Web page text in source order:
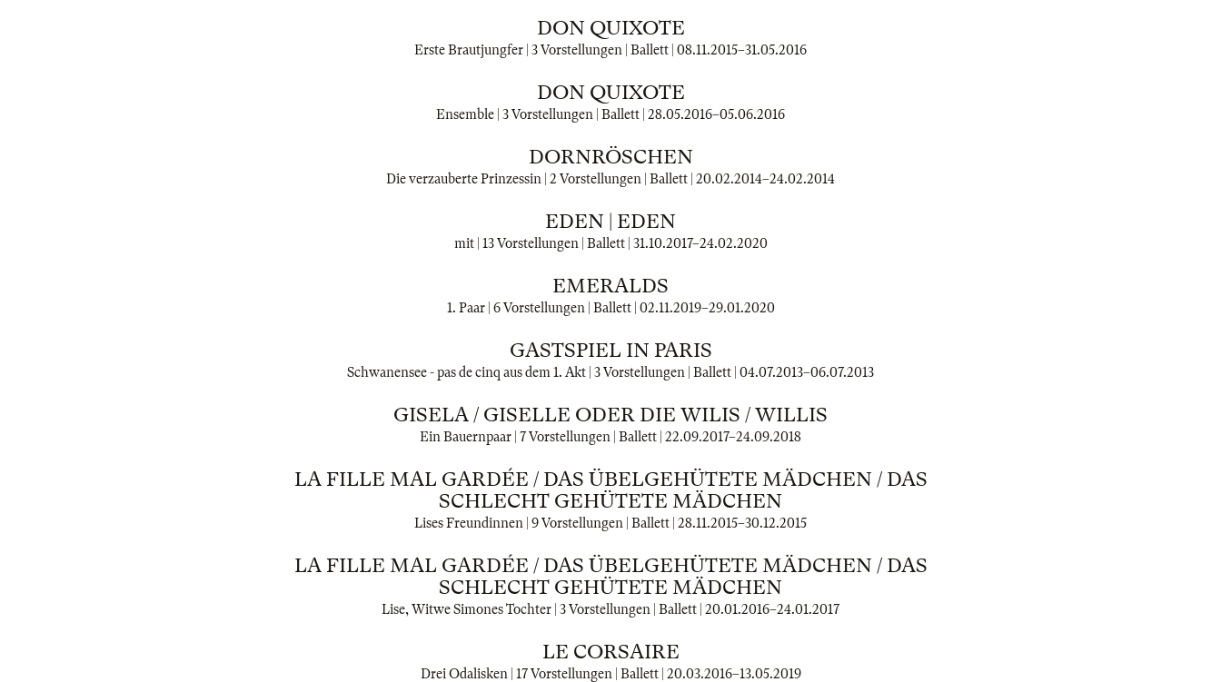
DON QUIXOTE
Erste Brautjungfer | 3 Vorstellungen | Ballett | 08.11.2015–31.05.2016
DON QUIXOTE
Ensemble | 3 Vorstellungen | Ballett | 28.05.2016–05.06.2016
DORNRÖSCHEN
Die verzauberte Prinzessin | 2 Vorstellungen | Ballett | 20.02.2014–24.02.2014
EDEN | EDEN
mit | 13 Vorstellungen | Ballett | 31.10.2017–24.02.2020
EMERALDS
1. Paar | 6 Vorstellungen | Ballett | 02.11.2019–29.01.2020
GASTSPIEL IN PARIS
Schwanensee - pas de cinq aus dem 1. Akt | 3 Vorstellungen | Ballett | 04.07.2013–06.07.2013
GISELA / GISELLE ODER DIE WILIS / WILLIS
Ein Bauernpaar | 7 Vorstellungen | Ballett | 22.09.2017–24.09.2018
LA FILLE MAL GARDÉE / DAS ÜBELGEHÜTETE MÄDCHEN / DAS
SCHLECHT GEHÜTETE MÄDCHEN
Lises Freundinnen | 9 Vorstellungen | Ballett | 28.11.2015–30.12.2015
LA FILLE MAL GARDÉE / DAS ÜBELGEHÜTETE MÄDCHEN / DAS
SCHLECHT GEHÜTETE MÄDCHEN
Lise, Witwe Simones Tochter | 3 Vorstellungen | Ballett | 20.01.2016–24.01.2017
LE CORSAIRE
Drei Odalisken | 17 Vorstellungen | Ballett | 20.03.2016–13.05.2019